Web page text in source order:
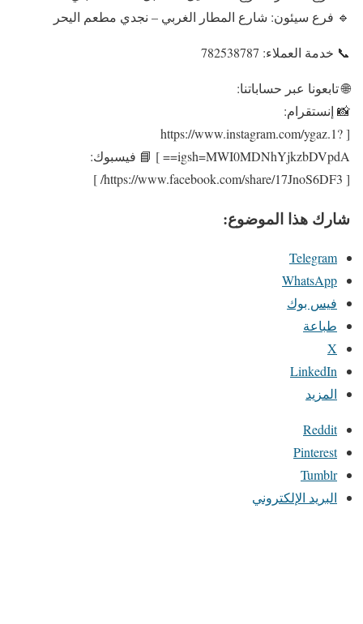
🔹 فرع سيئون: شارع المطار الغربي – نجدي مطعم اليحر
📞 خدمة العملاء: 782538787
🌐 تابعونا عبر حساباتنا:
📸 إنستقرام:
[ https://www.instagram.com/ygaz.1?
igsh=MWI0MDNhYjkzbDVpdA== ] 📘 فيسبوك:
[ https://www.facebook.com/share/17JnoS6DF3/ ]
شارك هذا الموضوع:
Telegram
WhatsApp
فيس بوك
طباعة
X
LinkedIn
المزيد
Reddit
Pinterest
Tumblr
البريد الإلكتروني